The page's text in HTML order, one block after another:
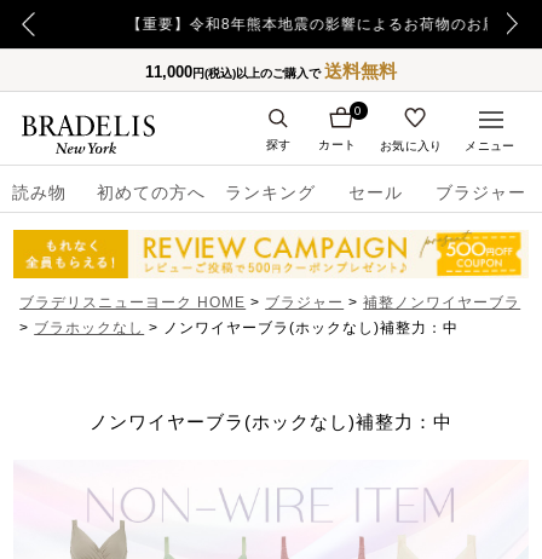
【重要】令和8年熊本地震の影響によるお荷物のお届け遅延について
11,000円(税込)以上のご購入で送料無料
読み物 初めての方へ ランキング セール ブラジャー
カート
0
お気に入り
探す メニュー
ブラデリスニューヨーク HOME ブラジャー
補整ノンワイヤーブラ
ブラホックなし
ノンワイヤーブラ(ホックなし)補整力：中
ノンワイヤーブラ(ホックなし)補整力：中